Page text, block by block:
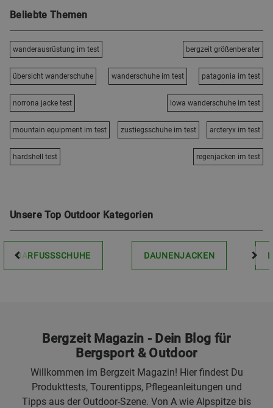
Beliebte Themen
wanderausrüstung im test bergzeit größenberater
übersicht wanderschuhe wanderschuhe im test patagonia im test
norrona jacke test lowa wanderschuhe im test
mountain equipment im test zustiegsschuhe im test arcteryx im test
hardshell test regenjacken im test
Unsere Top Outdoor Kategorien
BARFUSSSCHUHE DAUNENJACKEN
Bergzeit Magazin - Dein Blog für
Bergsport & Outdoor
Willkommen im Bergzeit Magazin! Hier findest Du
Produkttests, Tourentipps, Pflegeanleitungen und
Tipps aus der Outdoor-Szene. Von A wie Alpspitze bis